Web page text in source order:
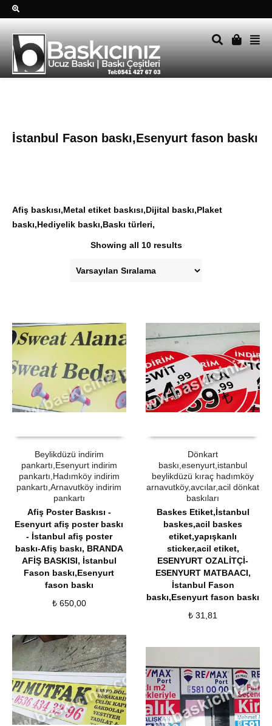
İstanbul Fason baskı,Esenyurt fason baskı
Afiş baskısı,Metal etiket baskısı,Dijital baskı,Plaket
baskı,Hediyelik baskı,Baskı türleri,
Showing all 10 results
Beylikdüzü indirim
pankartı,Esenyurt indirim
pankartı,Hadımköy indirim
pankartı,Arnavutköy indirim
pankartı
Afiş Poster Baskısı -
Esenyurt afiş poster baskı
- İstanbul afiş poster
baskı-Afiş baskı, BRANDA
AFİŞ BASKISI, İstanbul
Fason baskı,Esenyurt
fason baskı
₺650,00
Dönkart
baskı,esenyurt,istanbul
beylikdüzü kıraç hadımköy
arnavutköy,avcılar,acil dönkat
baskıları
Baskes Etiket,İstanbul
baskes,acil baskes
etiket,yapışkanlı
sticker,acil etiket,
ESENYURT OZALİTÇİ-
ESENYURT MATBAACI,
İstanbul Fason
baskı,Esenyurt fason baskı
₺ 31,81